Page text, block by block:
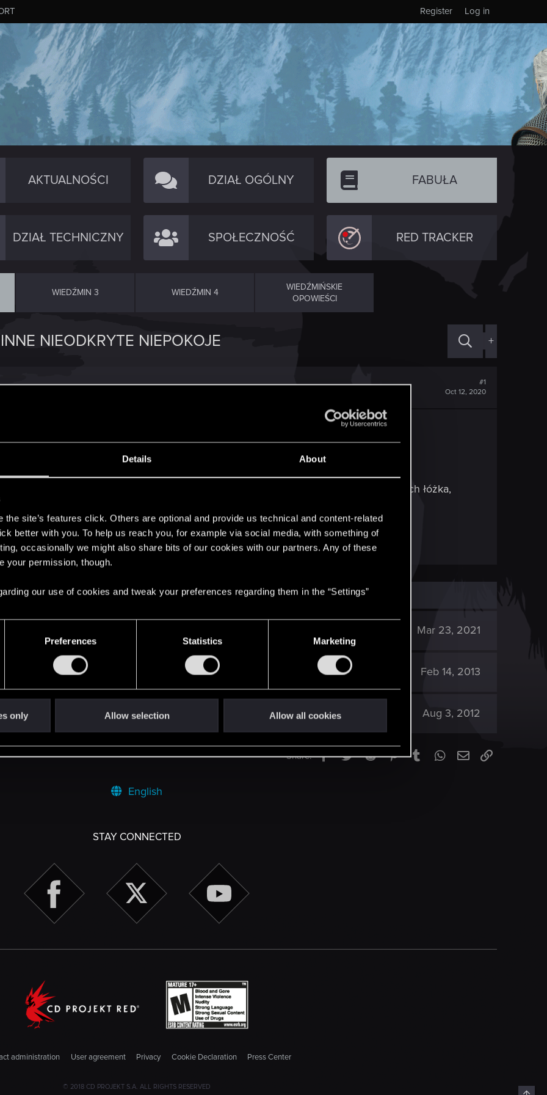
Details About
the site’s features click. Others are optional and provide us technical and content-related
better with you. To help us reach you, for example via social media, with something of
occasionally we might also share bits of our cookies with our partners. Any of these
your permission, though.
our use of cookies and tweak your preferences regarding them in the “Settings”
Preferences Statistics Marketing
only Allow selection Allow all cookies
Log in
Register
AKTUALNOŚCI DZIAŁ OGÓLNY FABUŁA
DZIAŁ TECHNICZNY SPOŁECZNOŚĆ RED TRACKER
WIEDŹMIN 3 WIEDŹMIN 4
WIEDŹMIŃSKIE
OPOWIEŚCI
NIEODKRYTE NIEPOKOJE +
#1
Oct 12, 2020
w tle słychać płacz dziecka. W niektórych miejscach jest głośniejszy.
gdy Geralt użyje medalionu, podświetla dwie półki z książkami (są po dwóch stronach łóżka,
o co chodzi?
Medalion również je podświetla, ale nie da się ich otworzyć...
Mar 23, 2021
młodego autora. 985 Feb 14, 2013
3K Aug 3, 2012
Share: Facebook
TwitterRedditPinterestTumblrWhatsApp
EmailLink
English
STAY CONNECTED
administration User agreement Privacy Cookie Declaration Press Center
© 2018 CD PROJEKT S.A. ALL RIGHTS RESERVED